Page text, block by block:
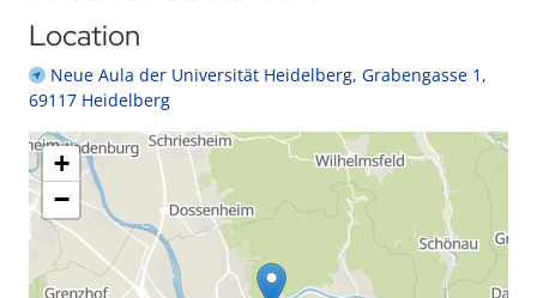
Location
Neue Aula der Universität Heidelberg, Grabengasse 1,
69117 Heidelberg
+
−